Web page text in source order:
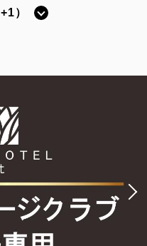
会員価格 15,741円
大人1 名1室
税・手数料込
16,570
）